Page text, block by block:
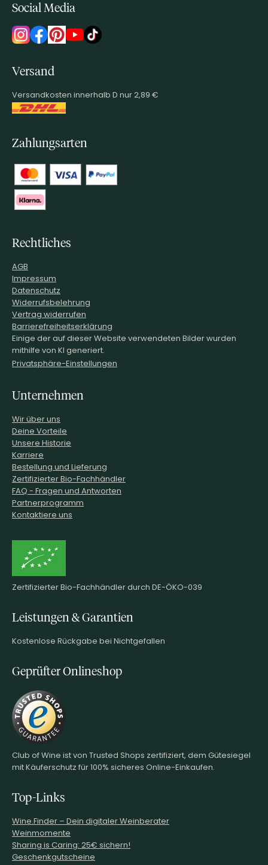
Social Media
Versand
Versandkosten innerhalb D nur 2,89 €
Zahlungsarten
Rechtliches
AGB
Impressum
Datenschutz
Widerrufsbelehrung
Vertrag widerrufen
Barrierefreiheitserklärung
Einige der auf dieser Website verwendeten Bilder wurden
mithilfe von KI generiert.
Privatsphäre-Einstellungen
Unternehmen
Wir über uns
Deine Vorteile
Unsere Historie
Karriere
Bestellung und Lieferung
Zertifizierter Bio-Fachhändler
FAQ - Fragen und Antworten
Partnerprogramm
Kontaktiere uns
Zertifizierter Bio-Fachhändler durch DE-ÖKO-039
Leistungen & Garantien
Kostenlose Rückgabe bei Nichtgefallen
Geprüfter Onlineshop
Club of Wine ist von Trusted Shops zertifiziert, dem Gütesiegel
mit Käuferschutz für 100% sicheres Online-Einkaufen.
Top-Links
Wine.Finder – Dein digitaler Weinberater
Weinmomente
Sharing is Caring: 25€ sichern!
Geschenkgutscheine